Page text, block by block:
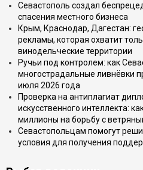
Севастополь создал
спасения местного бизнеса
Крым, Краснодар, Дагестан:
рекламы, которая охватит
винодельческие территории
Ручьи под контролем: как
многострадальные ливнёвки
июля 2026 года
Проверка на антиплагиат
искусственного интеллекта:
миллионы на борьбу с
Севастопольцам помогут
условия для получения